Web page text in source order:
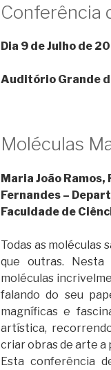
Conferência
Dia 9 de Julho de
Auditório Grande
Moléculas
Maria João
Fernandes –
Faculdade de
Todas as moléculas
que outras. Nesta
moléculas
falando do seu
magníficas e
artística,
criar obras de arte a
Esta conferência